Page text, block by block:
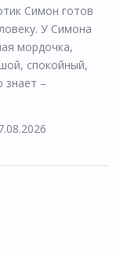
Симон готов
У Симона
мордочка,
спокойный,
знает –